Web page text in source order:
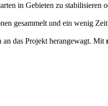
in Gebieten zu stabilisieren
gesammelt und ein wenig
an das Projekt herangewagt. Mit